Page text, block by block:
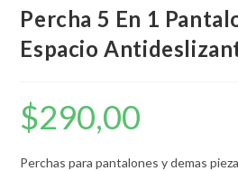
Percha 5 En 1
Espacio
$290,00
Perchas para pantalones y demas